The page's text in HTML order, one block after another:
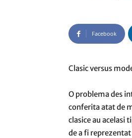
Facebook
Clasic versus
O problema des
conferita atat de
clasice au acelasi
de a fi